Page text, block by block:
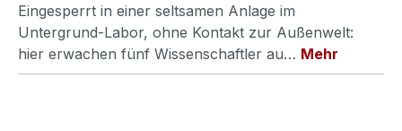
Eingesperrt in einer seltsamen Anlage im
Untergrund-Labor, ohne Kontakt zur Außenwelt:
hier erwachen fünf Wissenschaftler au… Mehr